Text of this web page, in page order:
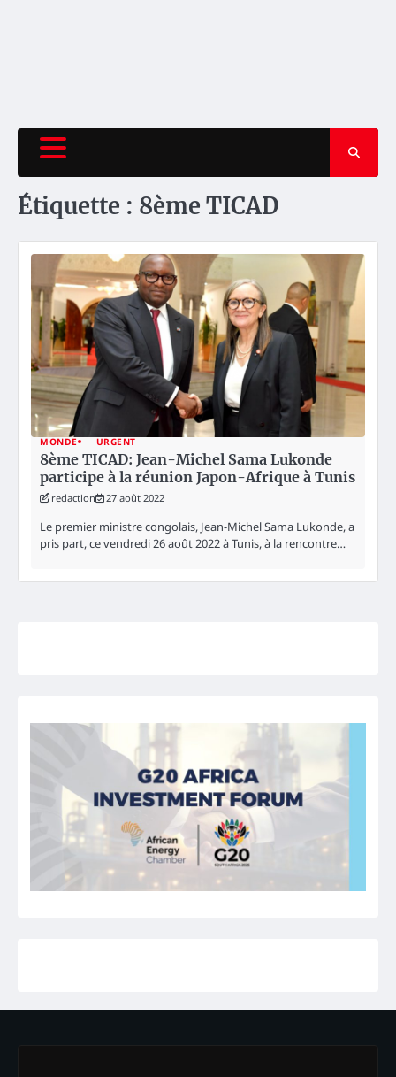
Étiquette : 8ème TICAD
MONDE URGENT
8ème TICAD: Jean-Michel Sama Lukonde
participe à la réunion Japon-Afrique à Tunis
redaction 27 août 2022
Le premier ministre congolais, Jean-Michel Sama Lukonde, a
pris part, ce vendredi 26 août 2022 à Tunis, à la rencontre…